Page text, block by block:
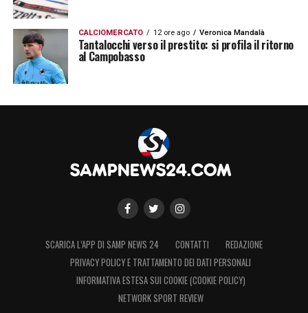
CALCIOMERCATO 12 ore ago Veronica Mandalà
Tantalocchi verso il prestito: si profila il ritorno
al Campobasso
SCARICA L’APP DI SAMP NEWS 24 CONTATTI
REDAZIONE
PRIVACY POLICY E TRATTAMENTO DEI DATI PERSONALI
INFORMATIVA ESTESA SUI COOKIE (COOKIE POLICY)
NETWORK SPORT REVIEW